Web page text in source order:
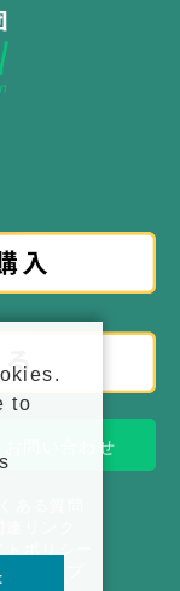
お問い合わせ
イトマップ
to